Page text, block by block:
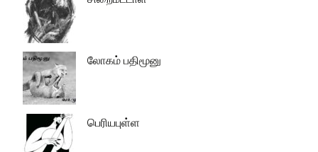
லோகம் பதிமூனு
பெரியபுள்ள